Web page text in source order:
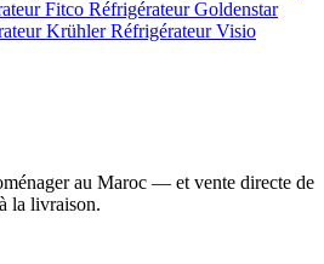
Fitco Réfrigérateur Goldenstar
KrühlerRéfrigérateur Visio
au Maroc — et vente directe de
la livraison.